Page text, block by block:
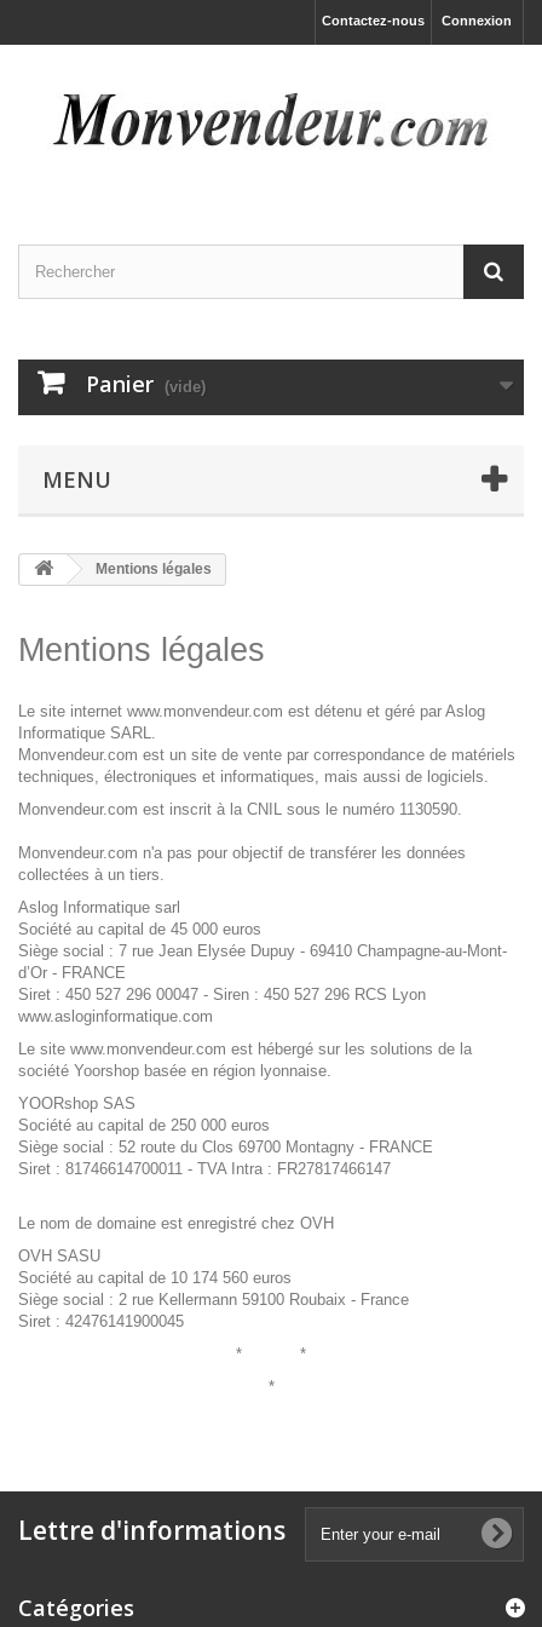
Connexion
Contactez-nous
Panier (vide)
MENU
Mentions légales
Mentions légales
Le site internet www.monvendeur.com est détenu et géré par Aslog
Informatique SARL.
Monvendeur.com est un site de vente par correspondance de matériels
techniques, électroniques et informatiques, mais aussi de logiciels.
Monvendeur.com est inscrit à la CNIL sous le numéro 1130590.
Monvendeur.com n'a pas pour objectif de transférer les données
collectées à un tiers.
Aslog Informatique sarl
Société au capital de 45 000 euros
Siège social : 7 rue Jean Elysée Dupuy - 69410 Champagne-au-Mont-
d’Or - FRANCE
Siret : 450 527 296 00047 - Siren : 450 527 296 RCS Lyon
www.asloginformatique.com
Le site www.monvendeur.com est hébergé sur les solutions de la
société Yoorshop basée en région lyonnaise.
YOORshop SAS
Société au capital de 250 000 euros
Siège social : 52 route du Clos 69700 Montagny - FRANCE
Siret : 81746614700011 - TVA Intra : FR27817466147
Le nom de domaine est enregistré chez OVH
OVH SASU
Société au capital de 10 174 560 euros
Siège social : 2 rue Kellermann 59100 Roubaix - France
Siret : 42476141900045
* *
*
Lettre d'informations
Catégories